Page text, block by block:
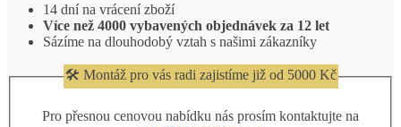
14 dní na vrácení zboží
Více než 4000 vybavených objednávek za 12 let
Sázíme na dlouhodobý vztah s našimi zákazníky
🛠️ Montáž pro vás radi zajistíme již od 5000 Kč
Pro přesnou cenovou nabídku nás prosím kontaktujte na